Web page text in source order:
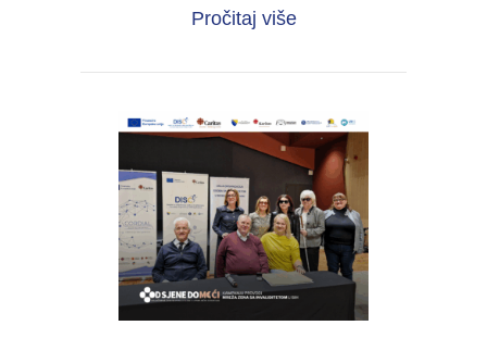
Pročitaj višeabout Od sjene do